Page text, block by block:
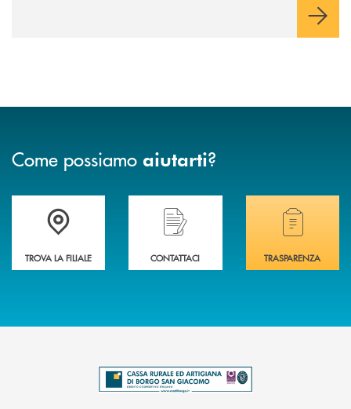
Come possiamo aiutarti?
Trova la filiale più vicina a te .
TROVA LA FILIALE
Hai bisogno di assistenza immediata?
CONTATTACI
Hai bisogno di
TRASPARENZA